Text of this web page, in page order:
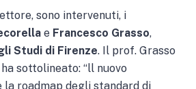
sono intervenuti, i
e Francesco Grasso,
Studi di Firenze. Il prof. Grasso
sottolineato: “ll nuovo
roadmap degli standard di